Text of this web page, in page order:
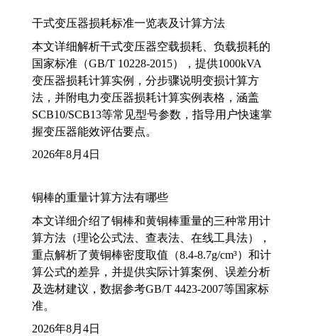
干式变压器损耗标准一览表及计算方法
本文详细解析干式变压器空载损耗、负载损耗的
国家标准（GB/T 10228-2015），提供1000kVA
变压器损耗计算实例，分步骤说明变损计算方
法，并附电力变压器损耗计算实例表格，涵盖
SCB10/SCB13等常见型号参数，指导用户快速掌
握变压器能效评估要点。
2026年8月4日
铜棒的重量计算方法有哪些
本文详细介绍了铜棒和黄铜棒重量的三种常用计
算方法（理论公式法、查表法、在线工具法），
重点解析了黄铜棒密度取值（8.4-8.7g/cm³）和计
算公式的差异，并提供实际计算案例、误差分析
及选材建议，数据参考GB/T 4423-2007等国家标
准。
2026年8月4日